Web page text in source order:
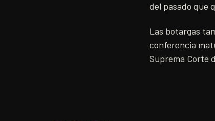
del pasado que
Las botargas
conferencia
Suprema Corte